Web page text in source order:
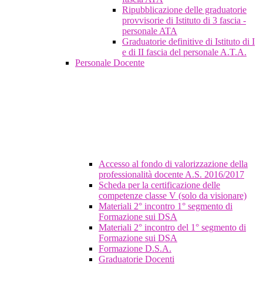
Ripubblicazione delle graduatorie
provvisorie di Istituto di 3 fascia -
personale ATA
Graduatorie definitive di Istituto di I
e di II fascia del personale A.T.A.
Personale Docente
Accesso al fondo di valorizzazione della
professionalità docente A.S. 2016/2017
Scheda per la certificazione delle
competenze classe V (solo da visionare)
Materiali 2° incontro 1° segmento di
Formazione sui DSA
Materiali 2° incontro del 1° segmento di
Formazione sui DSA
Formazione D.S.A.
Graduatorie Docenti